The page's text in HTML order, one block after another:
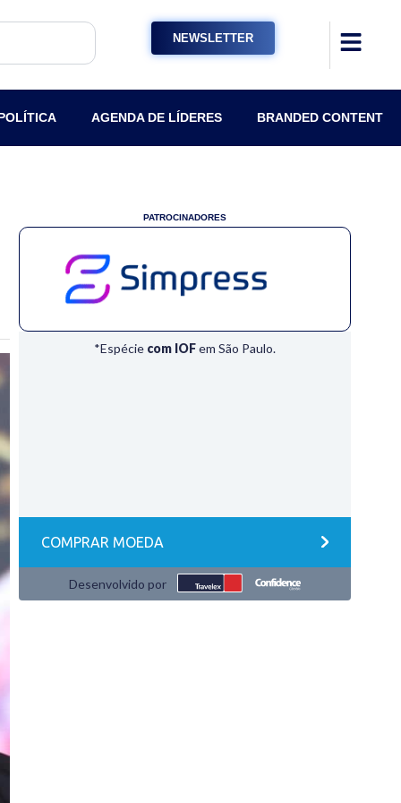
NEWSLETTER
AGENDA DE LÍDERES BRANDED CONTENT
PATROCINADORES